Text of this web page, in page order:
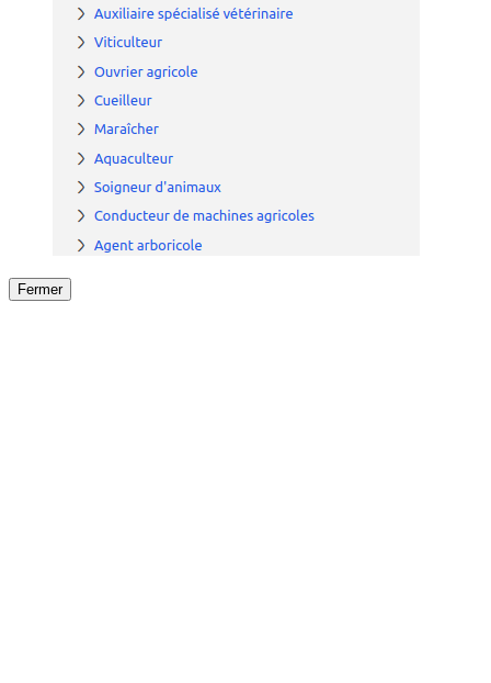
Fermer